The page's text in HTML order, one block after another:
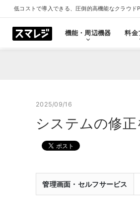
低コストで導入できる、圧倒的高機能なクラウド
機能・周辺機器
機能・周辺機器
キャッシュレス決済
券売機・食券機
料金
料金プラン
プレミアムプラス
業種別にみる
飲食店で使う
スマレジとは
クラウド型POSの特
導入事例
飲食店
ショールーム
2025/09/16
システムの修
管理画面・セルフサービス